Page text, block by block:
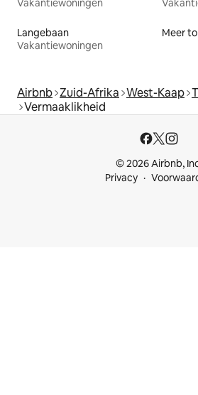
Vakantiewoningen
Langebaan
Vakantiewoningen
Meer
Airbnb Zuid-Afrika West-Kaap
Vermaaklikheid
© 2026 Airbnb,
Privacy